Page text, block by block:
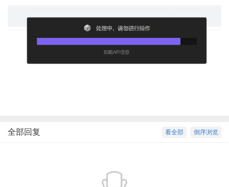
倒序浏览
看全部
全部回复